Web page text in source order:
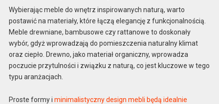
Wybierając meble do wnętrz inspirowanych naturą, warto
postawić na materiały, które łączą elegancję z funkcjonalnością.
Meble drewniane, bambusowe czy rattanowe to doskonały
wybór, gdyż wprowadzają do pomieszczenia naturalny klimat
oraz ciepło. Drewno, jako materiał organiczny, wprowadza
poczucie przytulności i związku z naturą, co jest kluczowe w tego
typu aranżacjach.
Proste formy i minimalistyczny design mebli będą idealnie